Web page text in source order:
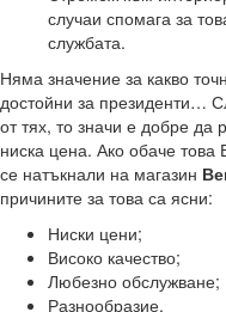
случаи спомага за
службата.
Няма значение за какво
достойни за президенти…
от тях, то значи е добре да
ниска цена. Ако обаче това
се натъкнали на магазин
причините за това са ясни:
Ниски цени;
Високо качество;
Любезно обслужване;
Разнообразие.